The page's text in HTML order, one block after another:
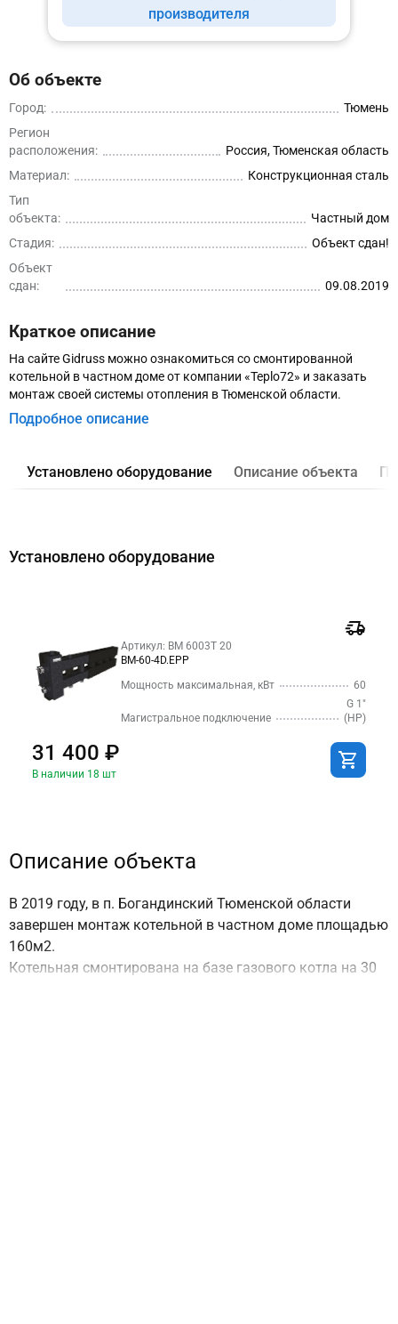
производителя
Об объекте
Город:
Тюмень
Регион
расположения:
Россия, Тюменская область
Материал:
Конструкционная сталь
Тип
объекта:
Частный дом
Стадия:
Объект сдан!
Объект
сдан:
09.08.2019
Краткое описание
На сайте Gidruss можно ознакомиться со смонтированной
котельной в частном доме от компании «Teplo72» и заказать
монтаж своей системы отопления в Тюменской области.
Подробное описание
Установлено оборудование Описание объекта
Установлено оборудование
Артикул: BM 6003T 20
BM-60-4D.EPP
Мощность максимальная, кВт
60
Магистральное подключение
G 1″
(НР)
31 400 ₽
В наличии 18 шт
Описание объекта
В 2019 году, в п. Богандинский Тюменской области
завершен монтаж котельной в частном доме площадью
160м2.
Котельная смонтирована на базе газового котла на 30